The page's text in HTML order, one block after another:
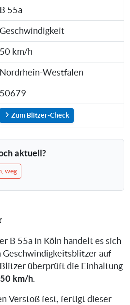
B 55a
Geschwindigkeit
50 km/h
Nordrhein-Westfalen
50679
Zum Blitzer-Check
aktuell?
weg
B 55a in Köln handelt es sich
Geschwindigkeitsblitzer auf
überprüft die Einhaltung
50 km/h.
Verstoß fest, fertigt dieser